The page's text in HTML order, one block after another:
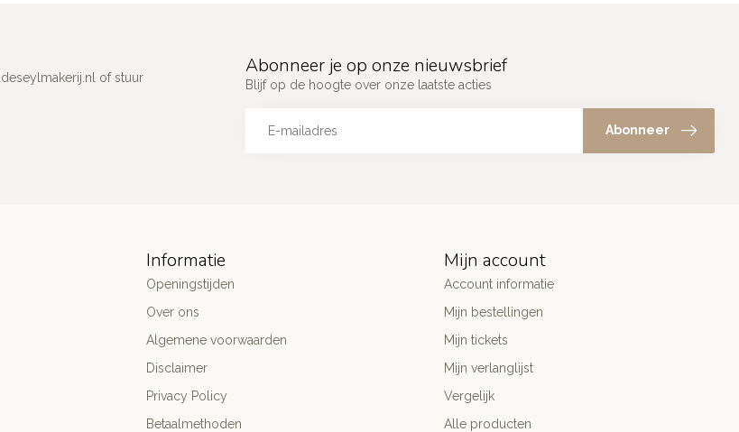
of stuur
Abonneer je op onze nieuwsbrief
Blijf op de hoogte over onze laatste acties
Abonneer
Informatie
Openingstijden
Over ons
Algemene voorwaarden
Disclaimer
Privacy Policy
Betaalmethoden
Mijn account
Account informatie
Mijn bestellingen
Mijn tickets
Mijn verlanglijst
Vergelijk
Alle producten